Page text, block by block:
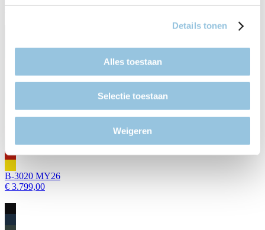
Details tonen
Alles toestaan
Selectie toestaan
Weigeren
€ 3.989,00
B-3020 MY26
€ 3.799,00